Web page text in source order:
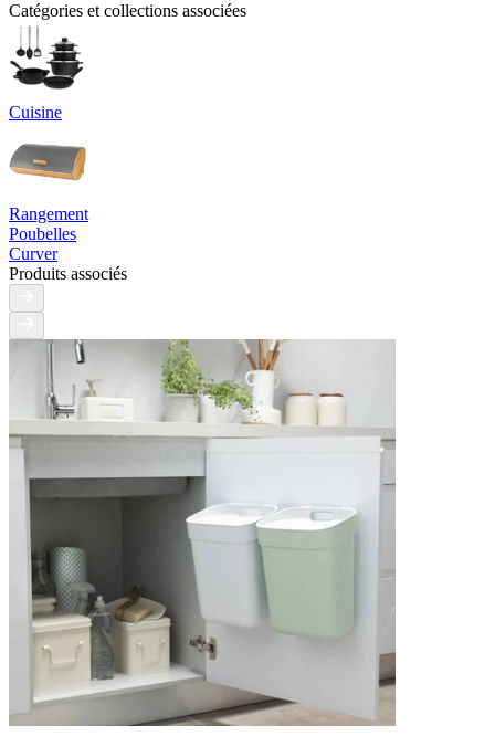
Catégories et collections associées
Cuisine
Rangement
Poubelles
Curver
Produits associés